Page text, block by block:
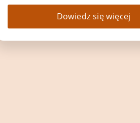
Dowiedz się więcej